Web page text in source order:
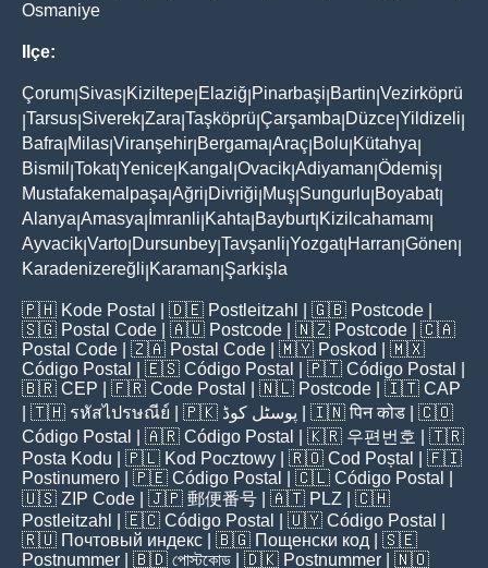
Osmaniye
Ilçe:
Çorum Sivas Kiziltepe Elaziğ Pinarbaşi Bartin Vezirköprü
Tarsus Siverek Zara Taşköprü Çarşamba Düzce Yildizeli
Bafra Milas Viranşehir Bergama Araç Bolu Kütahya
Bismil Tokat|Yenice Kangal Ovacik Adiyaman Ödemiş
Mustafakemalpaşa Ağri Divriği Muş Sungurlu Boyabat|
Alanya Amasya İmranli Kahta Bayburt| Kizilcahamam
Ayvacik Varto Dursunbey Tavşanli Yozgat| Harran Gönen
Karadenizereğli Karaman Şarkişla
🇵🇭 Kode Postal | 🇩🇪 Postleitzahl | 🇬🇧 Postcode
🇸🇬 Postal Code | 🇦🇺 Postcode | 🇳🇿 Postcode | 🇨🇦
Postal Code | 🇿🇦 Postal Code | 🇲🇾 Poskod
| 🇲🇽
Código Postal
| 🇪🇸 Código Postal | 🇵🇹 Código Postal
🇧🇷 CEP | 🇫🇷 Code Postal | 🇳🇱 Postcode | 🇮🇹 CAP
| 🇹🇭 รหัสไปรษณีย์ | 🇵🇰 پوسٹل کوڈ | 🇮🇳पिन कोड | 🇨🇴
Código Postal
| 🇦🇷 Código Postal | 🇰🇷 우편번호
| 🇹🇷
Posta Kodu | 🇵🇱 Kod Pocztowy | 🇷🇴 Cod Poștal
| 🇫🇮
Postinumero | 🇵🇪 Código Postal | 🇨🇱 Código Postal
🇺🇸 ZIP Code | 🇯🇵 郵便番号 | 🇦🇹 PLZ | 🇨🇭
Postleitzahl
| 🇪🇨 Código Postal | 🇺🇾 Código Postal
🇷🇺 Почтовый индекс | 🇧🇬 Пощенски код | 🇸🇪
Postnummer | 🇧🇩 পোস্টকোড | 🇩🇰 Postnummer | 🇳🇴